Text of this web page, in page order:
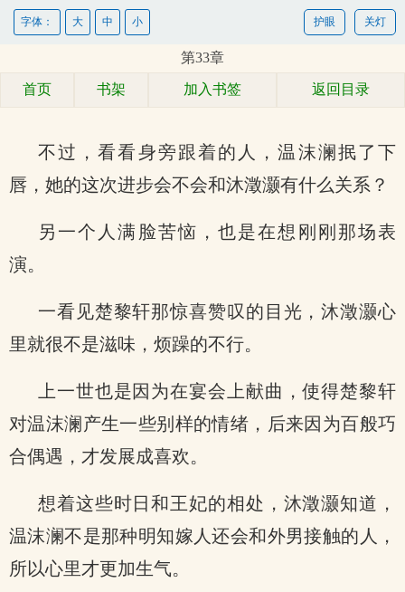
关灯
护眼
字体： 大 中 小
第33章
首页 书架 加入书签 返回目录
不过，看看身旁跟着的人，温沫澜抿了下
唇，她的这次进步会不会和沐澂灏有什么关系？
另一个人满脸苦恼，也是在想刚刚那场表
演。
一看见楚黎轩那惊喜赞叹的目光，沐澂灏心
里就很不是滋味，烦躁的不行。
上一世也是因为在宴会上献曲，使得楚黎轩
对温沫澜产生一些别样的情绪，后来因为百般巧
合偶遇，才发展成喜欢。
想着这些时日和王妃的相处，沐澂灏知道，
温沫澜不是那种明知嫁人还会和外男接触的人，
所以心里才更加生气。